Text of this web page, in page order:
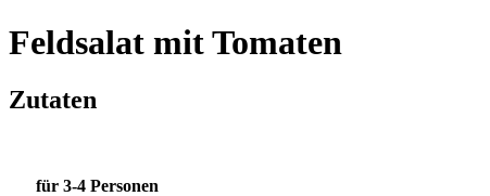
Feldsalat mit Tomaten
Zutaten
für 3-4 Personen